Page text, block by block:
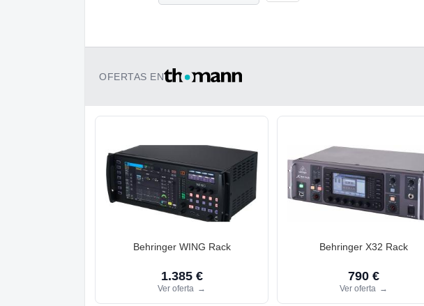
OFERTAS EN
Behringer WING Rack
1.385 €
Ver oferta →
Behringer X32 Rack
790 €
Ver oferta →